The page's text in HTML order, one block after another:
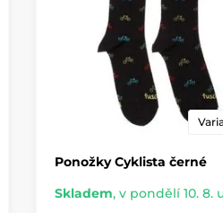
Ponožky Cyklista černé
Skladem, v pondělí 10. 8.